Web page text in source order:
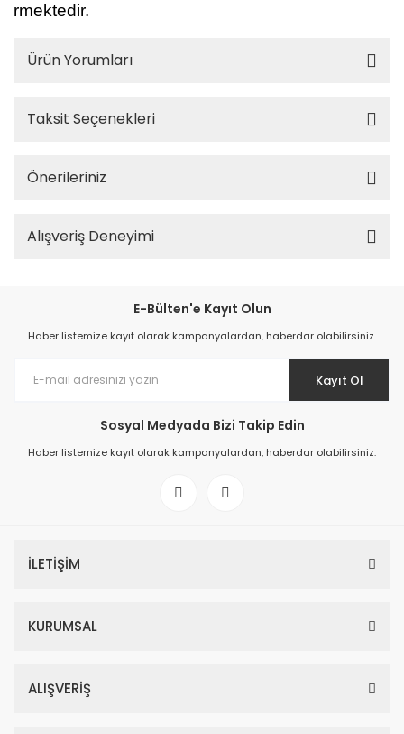
rmektedir.
Ürün Yorumları
Taksit Seçenekleri
Önerileriniz
Alışveriş Deneyimi
E-Bülten'e Kayıt Olun
Haber listemize kayıt olarak kampanyalardan, haberdar olabilirsiniz.
Kayıt Ol
Sosyal Medyada Bizi Takip Edin
Haber listemize kayıt olarak kampanyalardan, haberdar olabilirsiniz.
İLETİŞİM
KURUMSAL
ALIŞVERİŞ